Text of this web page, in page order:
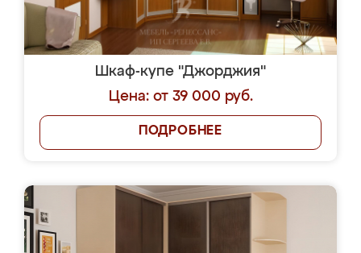
Шкаф-купе "Джорджия"
Цена: от 39 000 руб.
ПОДРОБНЕЕ